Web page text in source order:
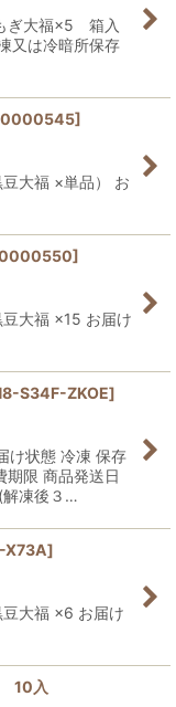
ぎ大福×5 箱入
又は冷暗所保存
]
大福 ×単品） お
]
大福 ×15 お届け
S34F-ZKOE]
け状態 冷凍 保存
期限 商品発送日
解凍後３…
X73A]
大福 ×6 お届け
10入